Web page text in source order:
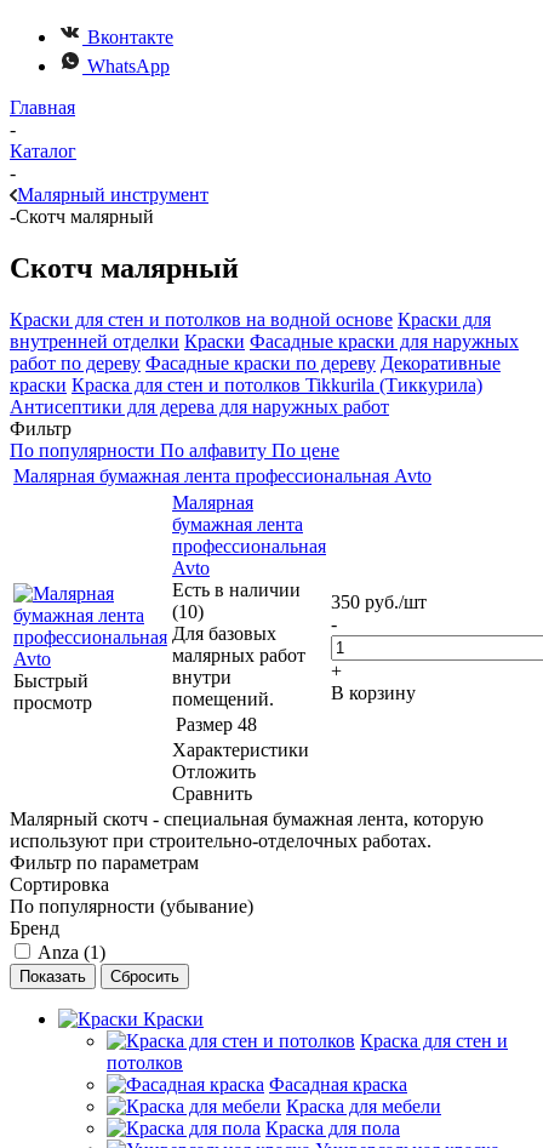
Вконтакте
WhatsApp
Главная
-
Каталог
-
Малярный инструмент
-Скотч малярный
Скотч малярный
Краски для стен и потолков на водной основе Краски для
внутренней отделки Краски Фасадные краски для наружных
работ по дереву Фасадные краски по дереву Декоративные
краски Краска для стен и потолков Tikkurila (Тиккурила)
Антисептики для дерева для наружных работ
Фильтр
По популярности По алфавиту По цене
Малярная бумажная лента профессиональная Avto
Быстрый
просмотр
Малярная
бумажная лента
профессиональная
Avto
Есть в наличии
(10)
Для базовых
малярных работ
внутри
помещений.
Размер 48
Характеристики
Отложить
Сравнить
350 руб./шт
-
+
В корзину
Малярный скотч - специальная бумажная лента, которую
используют при строительно-отделочных работах.
Фильтр по параметрам
Сортировка
По популярности (убывание)
Бренд
Anza (1)
Сбросить
Краски
Краска для стен и
потолков
Фасадная краска
Краска для мебели
Краска для пола